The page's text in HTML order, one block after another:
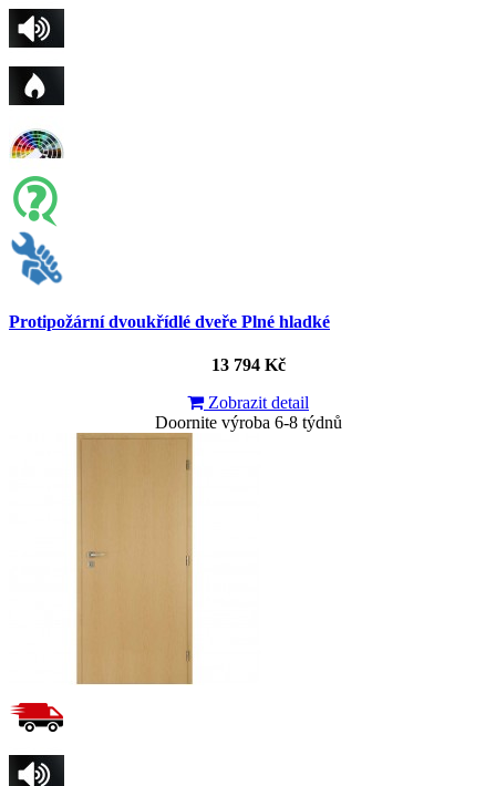
Protipožární dvoukřídlé dveře Plné hladké
13 794 Kč
Zobrazit detail
Doornite výroba 6-8 týdnů